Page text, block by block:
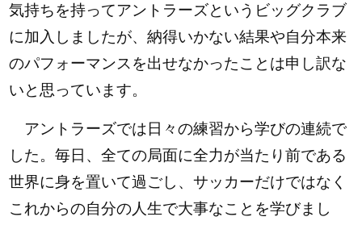
気持ちを持ってアントラーズというビッグクラブ
に加入しましたが、納得いかない結果や自分本来
のパフォーマンスを出せなかったことは申し訳な
いと思っています。
アントラーズでは日々の練習から学びの連続で
した。毎日、全ての局面に全力が当たり前である
世界に身を置いて過ごし、サッカーだけではなく
これからの自分の人生で大事なことを学びまし